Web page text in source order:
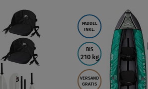
PADDEL
INKL.
BIS
210 kg
VERSAND
GRATIS